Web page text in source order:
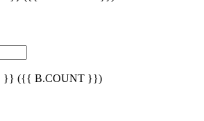
}} ({{ B.COUNT }})